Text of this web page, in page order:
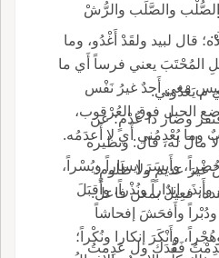
والصَّلَب والرُّشْ
قال لبيد ولقَدْ أَغْدُو، وما
المُحْتَبَ يعني فرساً أَي ما
معي أَحدٌ غيرُ نَفْس
الحبل فوق العُرْقوب،
يُعْدِمُني أَي لا أَعدَمُه.
م يَعْدُوني.
وعُدْماً: افتقر وصار ذا عُدْمٍ؛ عن
مالَ له، قال: ونظيره
وأَيسَرَ إيساراً ويُسْراً،
إنذاراً ونُذْراً، وأَقبَلَ
ودُبْراً وأَفحَشَ إفحاشاً
وأَنْكَرَ إنكارا ونُكْراً؛
عديمٍ ولا ظَلومٍ؛
فعِيلٌ بمعن فاعل.
عَدِمْتُ فَقْدَك ول عَدِمتُ